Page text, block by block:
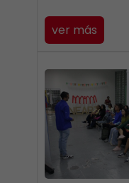
ver más